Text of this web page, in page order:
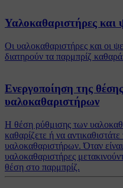
Υαλοκαθαριστήρες και
Οι υαλοκαθαριστήρες και οι
διατηρούν τα παρμπρίζ
Ενεργοποίηση της
υαλοκαθαριστήρων
Η θέση ρύθμισης των
καθαρίζετε ή να
υαλοκαθαριστήρων. Όταν
υαλοκαθαριστήρες
θέση στο παρμπρίζ.